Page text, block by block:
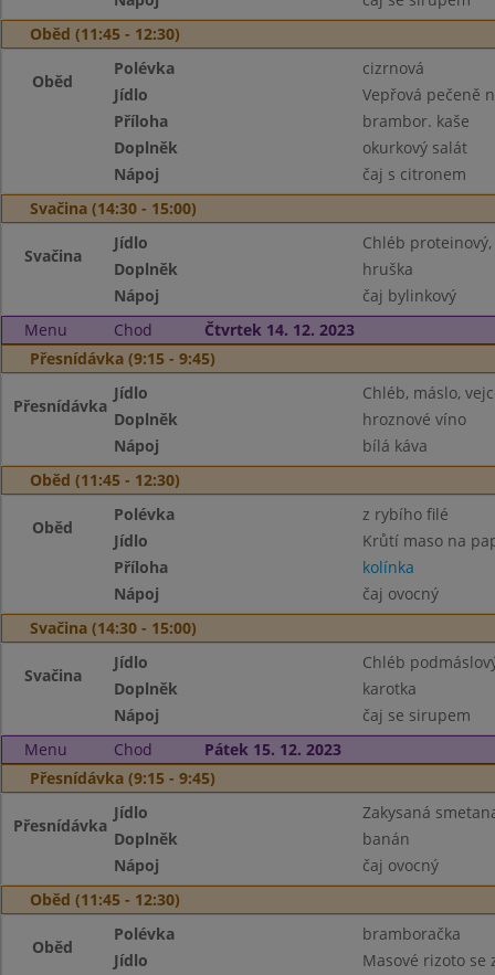
Oběd (11:45 - 12:30)
Oběd
Polévka
cizrnová
Jídlo
Vepřová pečeně
Příloha
brambor. kaše
Doplněk
okurkový salát
Nápoj
čaj s citronem
Svačina (14:30 - 15:00)
Svačina
Jídlo
Chléb
Doplněk
hruška
Nápoj
čaj bylinkový
Menu
Chod
Čtvrtek 14. 12. 2023
Přesnídávka (9:15 - 9:45)
Přesnídávka
Jídlo
Chléb, máslo,
Doplněk
hroznové víno
Nápoj
bílá káva
Oběd (11:45 - 12:30)
Oběd
Polévka
z rybího filé
Jídlo
Krůtí maso na
Příloha
kolínka
Nápoj
čaj ovocný
Svačina (14:30 - 15:00)
Svačina
Jídlo
Chléb
Doplněk
karotka
Nápoj
čaj se sirupem
Menu
Chod
Pátek 15. 12. 2023
Přesnídávka (9:15 - 9:45)
Přesnídávka
Jídlo
Zakysaná
Doplněk
banán
Nápoj
čaj ovocný
Oběd (11:45 - 12:30)
Oběd
Polévka
bramboračka
Jídlo
Masové rizoto se